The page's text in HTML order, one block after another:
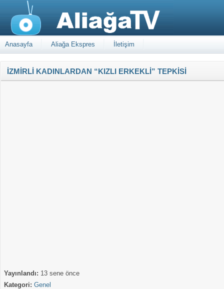
Anasayfa Aliağa Ekspres İletişim
İZMİRLİ KADINLARDAN “KIZLI ERKEKLİ” TEPKİSİ
Yayınlandı: 13 sene önce
Kategori: Genel